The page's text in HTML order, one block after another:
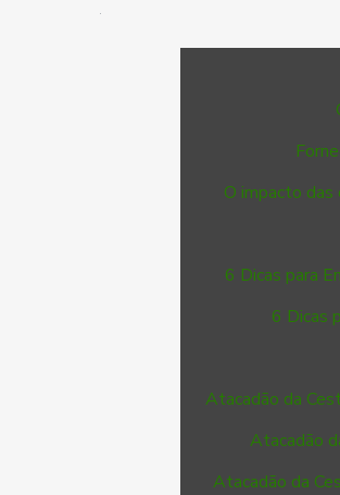
O impacto das
6 Dicas para
6 Dicas
Atacadão da
Atacadão
Atacadão da